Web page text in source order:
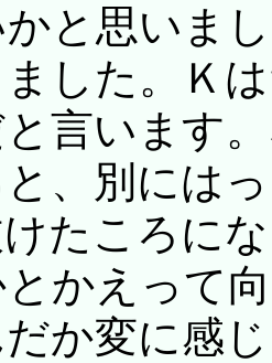
と思いま
ました。Ｋ
言います
、別には
たころに
かえって
か変に感